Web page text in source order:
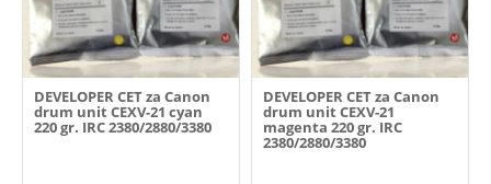
DEVELOPER CET za Canon
drum unit CEXV-21 cyan
220 gr. IRC 2380/2880/3380
DEVELOPER CET za Canon
drum unit CEXV-21
magenta 220 gr. IRC
2380/2880/3380